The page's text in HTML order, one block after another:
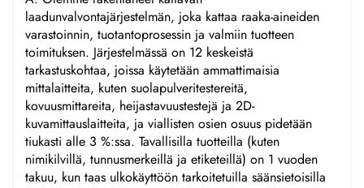
laadunvalvontajärjestelmän, joka kattaa raaka-aineiden
varastoinnin, tuotantoprosessin ja valmiin tuotteen
toimituksen. Järjestelmässä on 12 keskeistä
tarkastuskohtaa, joissa käytetään ammattimaisia
mittalaitteita, kuten suolapulveritestereitä,
kovuusmittareita, heijastavuustestejä ja 2D-
kuvamittauslaitteita, ja viallisten osien osuus pidetään
tiukasti alle 3 %:ssa. Tavallisilla tuotteilla (kuten
nimikilvillä, tunnusmerkeillä ja etiketeillä) on 1 vuoden
takuu, kun taas ulkokäyttöön tarkoitetuilla säänsietoisilla